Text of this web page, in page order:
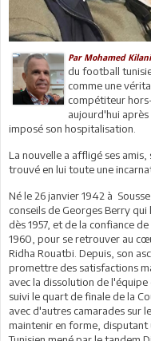
Par Mohamed
du football
comme une
compétiteur
aujourd'hui
imposé son hospitalisation.
La nouvelle a affligé ses
trouvé en lui toute une
Né le 26 janvier 1942 à
conseils de Georges Berry
dès 1957, et de la confiance
1960, pour se retrouver au
Ridha Rouatbi. Depuis, son
promettre des satisfactions
avec la dissolution de
suivi le quart de finale de la
avec d'autres camarades sur
maintenir en forme, disputant